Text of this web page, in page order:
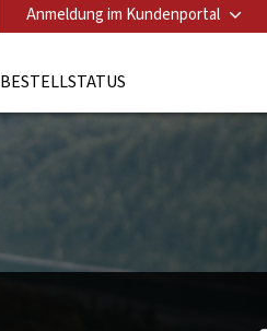
Anmeldung im Kundenportal
BESTELLSTATUS